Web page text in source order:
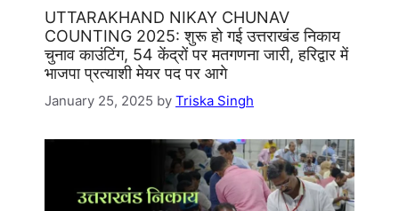
UTTARAKHAND NIKAY CHUNAV
COUNTING 2025: शुरू हो गई उत्तराखंड निकाय
चुनाव काउंटिंग, 54 केंद्रों पर मतगणना जारी, हरिद्वार में
भाजपा प्रत्याशी मेयर पद पर आगे
January 25, 2025 by Triska Singh